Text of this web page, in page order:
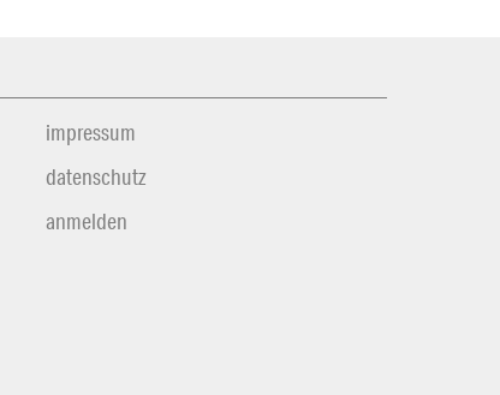
impressum
datenschutz
anmelden